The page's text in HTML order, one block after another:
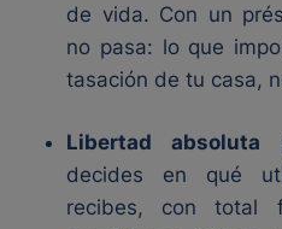
de vida. Con un
no pasa: lo que
tasación de tu casa,
Libertad
decides en qué
recibes, con total